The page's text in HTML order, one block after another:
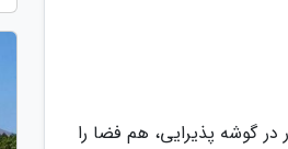
در گوشه پذیرایی، هم فضا را